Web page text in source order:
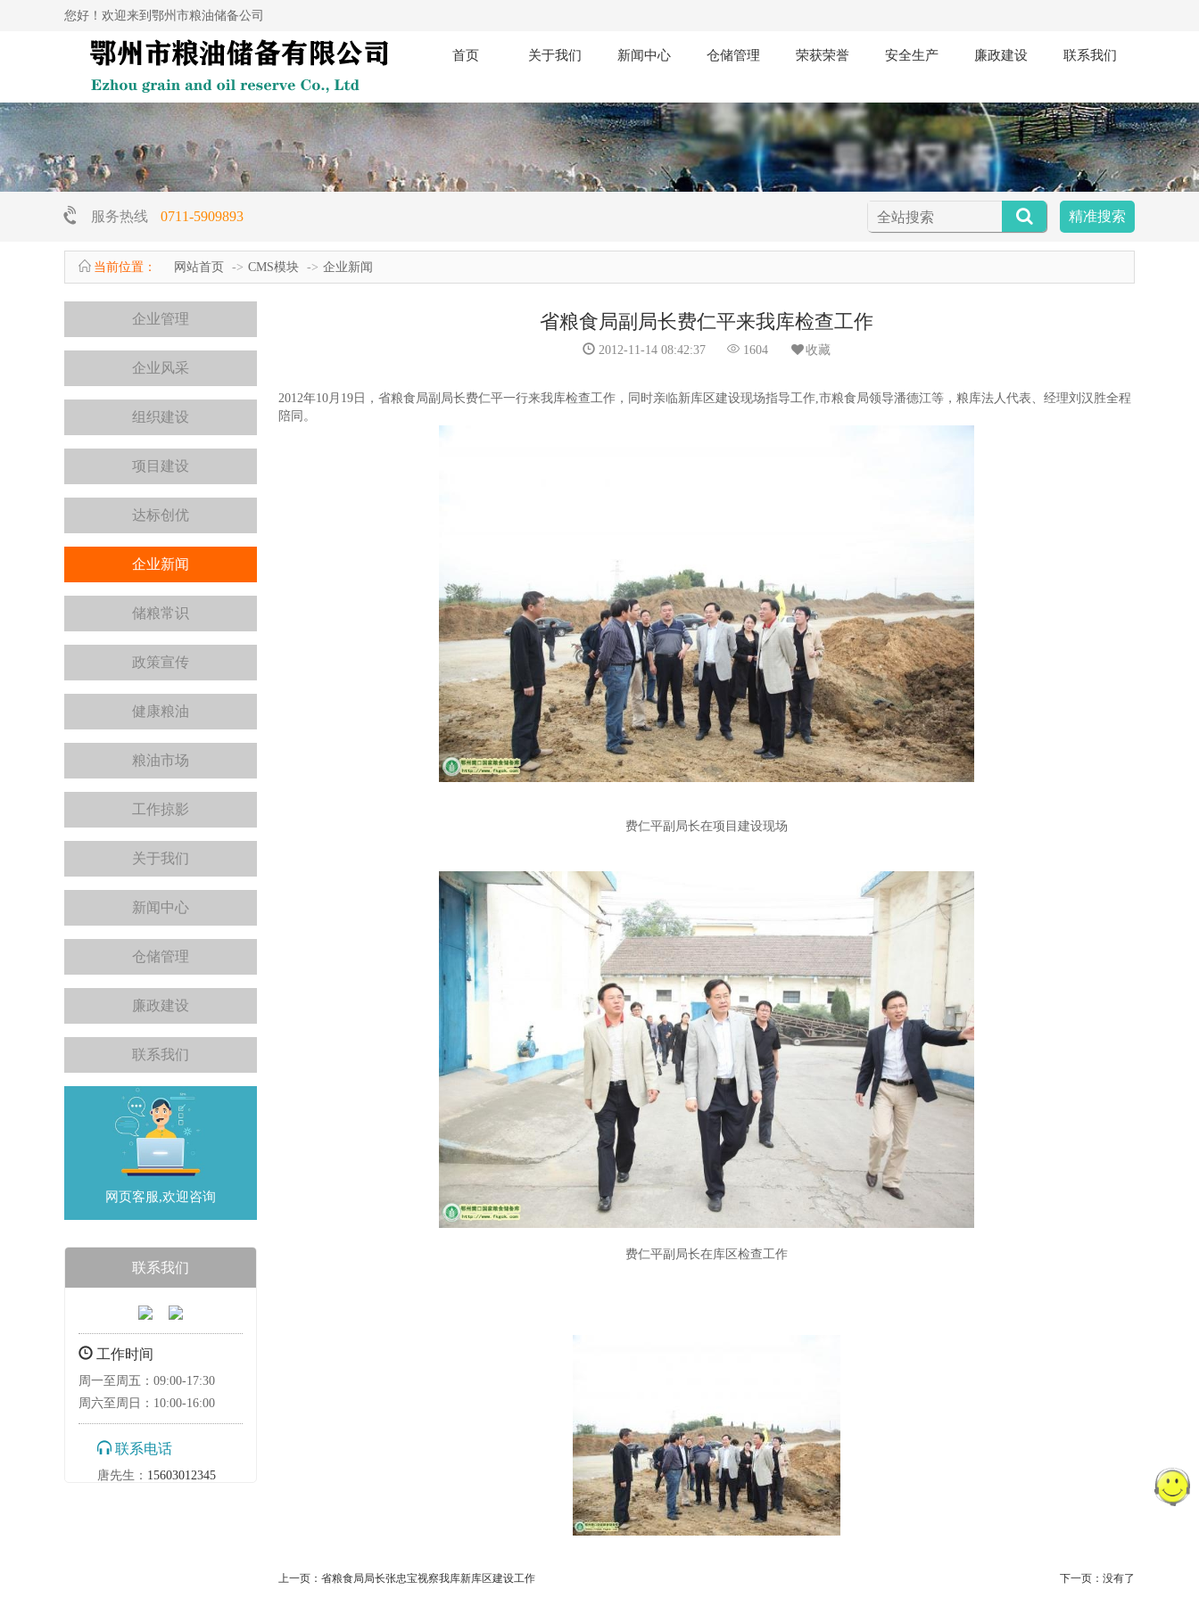
您好！欢迎来到鄂州市粮油储备公司
首页 关于我们 新闻中心 仓储管理 荣获荣誉 安全生产 廉政建设 联系我们
服务热线 0711-5909893 精准搜索
当前位置： 网站首页 CMS模块 企业新闻
企业管理
企业风采
组织建设
项目建设
达标创优
企业新闻
储粮常识
政策宣传
健康粮油
粮油市场
工作掠影
关于我们
新闻中心
仓储管理
廉政建设
联系我们
网页客服,欢迎咨询
联系我们
工作时间
周一至周五：09:00-17:30
周六至周日：10:00-16:00
联系电话
唐先生： 15603012345
省粮食局副局长费仁平来我库检查工作
2012-11-14 08:42:37 1604 收藏
2012年10月19日，省粮食局副局长费仁平一行来我库检查工作，同时亲临新库区建设现场指导工作,市粮食局领导潘德江等，粮库法人代表、经理刘汉胜全程
陪同。
费仁平副局长在项目建设现场
费仁平副局长在库区检查工作
上一页： 省粮食局局长张忠宝视察我库新库区建设工作 下一页：没有了